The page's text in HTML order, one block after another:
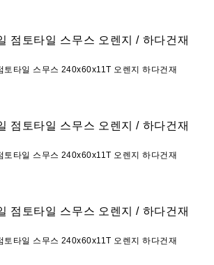
토타일 스무스 240x60x11T 오렌지 하다건재
토타일 스무스 240x60x11T 오렌지 하다건재
토타일 스무스 240x60x11T 오렌지 하다건재